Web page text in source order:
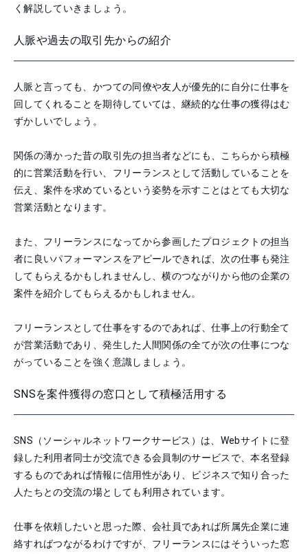
く解説していきましょう。
人脈や過去の取引先からの紹介
人脈と言っても、かつての同僚や友人が優先的に自分に仕事を
回してくれることを期待していては、継続的な仕事の獲得はむ
ずかしいでしょう。
関係の薄かった昔の取引先の担当者などにも、こちらから積極
的に営業活動を行い、フリーランスとして活動していることを
伝え、案件を求めているという姿勢を示すことはとても大切な
営業活動となります。
また、フリーランスになってから参画したプロジェクトの担当
者に良いパフォーマンスをアピールできれば、次の仕事も発注
してもらえるかもしれませんし、横のつながりから他の企業の
案件を紹介してもらえるかもしれません。
フリーランスとして仕事をするのであれば、仕事上の行動全て
が営業活動であり、発生した人間関係の全てが次の仕事につな
がっていることを強く意識しましょう。
SNSを案件獲得の窓口として積極活用する
SNS（ソーシャルネットワークサービス）は、Webサイトに登
録した利用者同士が交流できる会員制のサービスで、本名登録
するものであれば情報に信用性があり、ビジネスで知り合った
人たちとの交流の場としても利用されています。
仕事を依頼したいと思った際、会社員であれば所属先企業に連
絡すればつながるわけですが、フリーランスにはそういった窓